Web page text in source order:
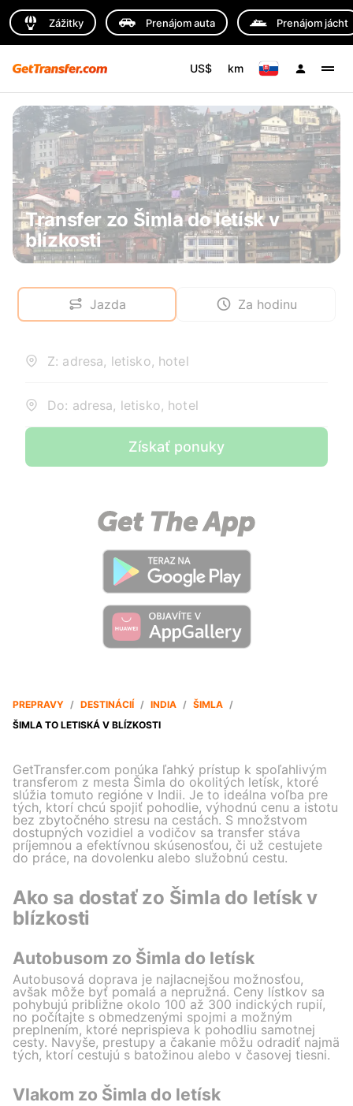
Zážitky Prenájom auta Prenájom jácht
US$ km
Transfer zo Šimla do letísk v
blízkosti
Jazda Za hodinu
Z: adresa, letisko, hotel
Do: adresa, letisko, hotel
Získať ponuky
PREPRAVY / DESTINÁCIÍ / INDIA / ŠIMLA /
ŠIMLA TO LETISKÁ V BLÍZKOSTI
GetTransfer.com ponúka ľahký prístup k spoľahlivým
transferom z mesta Šimla do okolitých letísk, ktoré
slúžia tomuto regióne v Indii. Je to ideálna voľba pre
tých, ktorí chcú spojiť pohodlie, výhodnú cenu a istotu
bez zbytočného stresu na cestách. S množstvom
dostupných vozidiel a vodičov sa transfer stáva
príjemnou a efektívnou skúsenosťou, či už cestujete
do práce, na dovolenku alebo služobnú cestu.
Ako sa dostať zo Šimla do letísk v
blízkosti
Autobusom zo Šimla do letísk
Autobusová doprava je najlacnejšou možnosťou,
avšak môže byť pomalá a nepružná. Ceny lístkov sa
pohybujú približne okolo 100 až 300 indických rupií,
no počítajte s obmedzenými spojmi a možným
preplnením, ktoré neprispieva k pohodliu samotnej
cesty. Navyše, prestupy a čakanie môžu odradiť najmä
tých, ktorí cestujú s batožinou alebo v časovej tiesni.
Vlakom zo Šimla do letísk